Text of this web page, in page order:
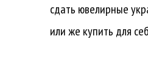
сдать ювелирные
или же купить для